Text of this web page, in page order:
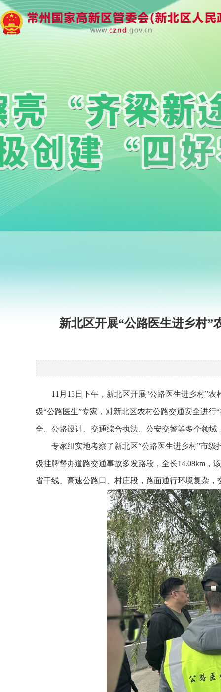
新北区开展“公路医生进乡村”
11月13日下午，新北区开展“公路医生进乡村”
级“公路医生”专家，对新北区农村公路交通安全进
全、公路设计、交通综合执法、公安交警等多个领
专家组实地考察了新北区“公路医生进乡村”市级
级挂牌督办道路交通事故多发路段，全长14.08km，
省干线、高速公路口、村庄段，路面通行环境复杂，